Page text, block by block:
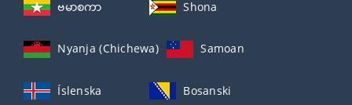
ဗမာစကာ Shona
Nyanja (Chichewa) Samoan
Íslenska Bosanski